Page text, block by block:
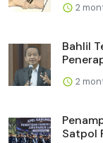
2
Bahlil
2
Satpol